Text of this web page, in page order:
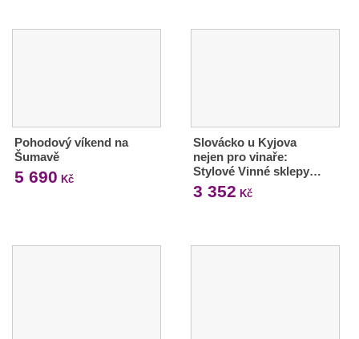
Pohodový víkend na
Šumavě
5 690 Kč
Slovácko u Kyjova
nejen pro vinaře:
Stylové Vinné sklepy…
3 352 Kč